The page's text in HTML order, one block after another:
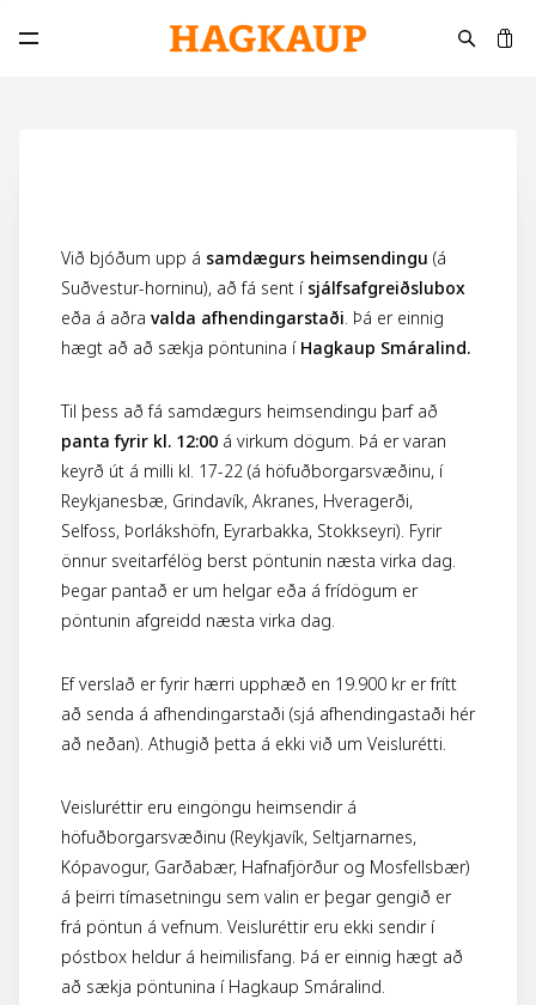
Opna aðalvalmynd
Við bjóðum upp á samdægurs heimsendingu (á
Suðvestur-horninu), að fá sent í sjálfsafgreiðslubox
eða á aðra valda afhendingarstaði. Þá er einnig
hægt að að sækja pöntunina í Hagkaup Smáralind.
Til þess að fá samdægurs heimsendingu þarf að
panta fyrir kl. 12:00á virkum dögum. Þá er varan
keyrð út á milli kl. 17-22 (á höfuðborgarsvæðinu, í
Reykjanesbæ, Grindavík, Akranes, Hveragerði,
Selfoss, Þorlákshöfn, Eyrarbakka, Stokkseyri). Fyrir
önnur sveitarfélög berst pöntunin næsta virka dag.
Þegar pantað er um helgar eða á frídögum er
pöntunin afgreidd næsta virka dag.
Ef verslað er fyrir hærri upphæð en 19.900 kr er frítt
að senda á afhendingarstaði (sjá afhendingastaði hér
að neðan). Athugið þetta á ekki við um Veislurétti.
Veisluréttir eru eingöngu heimsendir á
höfuðborgarsvæðinu (Reykjavík, Seltjarnarnes,
Kópavogur, Garðabær, Hafnafjörður og Mosfellsbær)
á þeirri tímasetningu sem valin er þegar gengið er
frá pöntun á vefnum. Veisluréttir eru ekki sendir í
póstbox heldur á heimilisfang. Þá er einnig hægt að
að sækja pöntunina í Hagkaup Smáralind.